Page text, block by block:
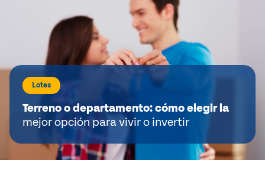
Lotes
Terreno o departamento: cómo elegir la
mejor opción para vivir o invertir